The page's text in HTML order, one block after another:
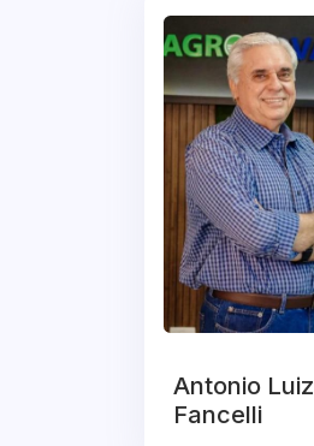
Antonio Luiz
Fancelli